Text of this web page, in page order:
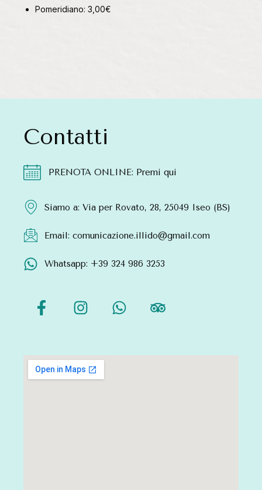
Pomeridiano: 3,00€
Contatti
PRENOTA ONLINE: Premi qui
Siamo a: Via per Rovato, 28, 25049 Iseo (BS)
Email: comunicazione.illido@gmail.com
Whatsapp: +39 324 986 3253